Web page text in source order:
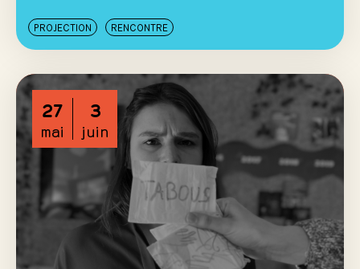
PROJECTION RENCONTRE
27
mai
3
juin